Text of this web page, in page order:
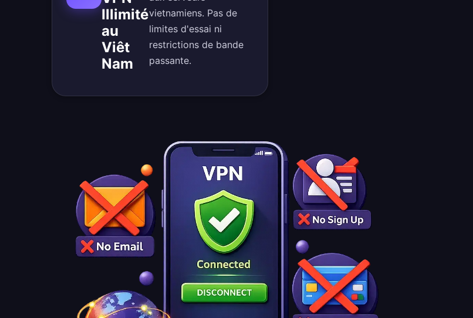
Illimité
au
Viêt
Nam
vietnamiens. Pas de
limites d'essai ni
restrictions de bande
passante.